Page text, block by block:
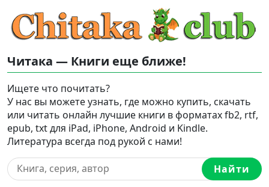
Читака — Книги еще ближе!
Ищете что почитать?
У нас вы можете узнать, где можно купить, скачать
или читать онлайн лучшие книги в форматах fb2, rtf,
epub, txt для iPad, iPhone, Android и Kindle.
Литература всегда под рукой с нами!
Найти